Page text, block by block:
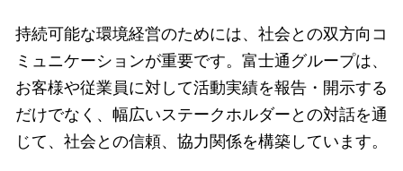
持続可能な環境経営のためには、社会との双方向コ
ミュニケーションが重要です。富士通グループは、
お客様や従業員に対して活動実績を報告・開示する
だけでなく、幅広いステークホルダーとの対話を通
じて、社会との信頼、協力関係を構築しています。